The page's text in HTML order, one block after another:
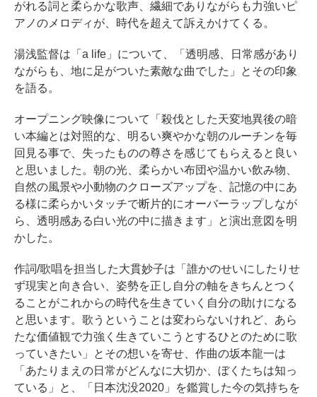
がれる詞と柔らかな歌声、繊細でありながらも力強いピ
アノのメロディが、時代を超えて訴えかけてくる。
湯浅監督は「a life」について、「透明感、日常感があり
ながらも、地に足がついた素敵な曲でした」とその印象
を語る。
オープニング映像について「殺伐とした天変地異後の暗
い本編とは対照的な、明るい爽やかな朝のルーチンを毎
回見る事で、失ったものの尊さを感じてもらえると良い
と思いました。朝の光、柔らかい布団や温かい飲み物、
自然の風景や小動物のクローズアップを、記憶の中にあ
る様に柔らかいタッチで断片的にオーバーラップしなが
ら、透明感ある白い光の中に描きます」と演出意図を明
かした。
作詞/歌唱を担当した大貫妙子は「誰かのせいにしたりせ
ず現実と向き合い、姿勢を正し自分の軸をきちんとつく
ることがこれからの時代を生きていく自分の助けになる
と思います。歌うということは変わらないけれど、あら
たな価値観で力強く生きていこうとするひとのために歌
っていきたい」とその想いを寄せ、作曲の坂本龍一は
「あたりまえの日常がどんなに大切か、ぼくたちは知っ
ている」と、「日本沈没2020」を鑑賞した今の気持ちを